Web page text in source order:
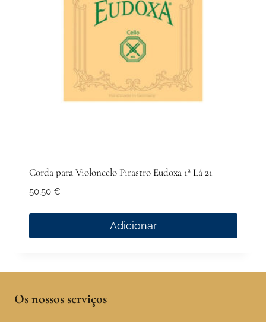
Corda para Violoncelo Pirastro Eudoxa 1ª Lá 21
50,50 €
Adicionar
Os nossos serviços